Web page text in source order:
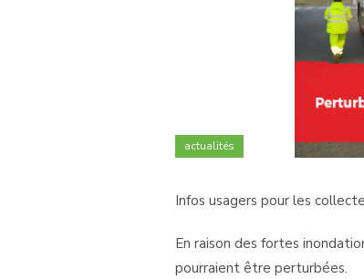
actualités
Infos usagers pour les
En raison des fortes
pourraient être perturbées.